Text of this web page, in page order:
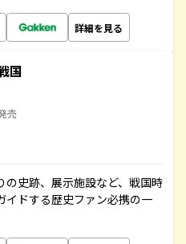
詳細を見る
国
売
の史跡、展示施設など、戦国時
イドする歴史ファン必携の一